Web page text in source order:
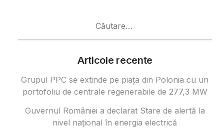
Articole recente
Grupul PPC se extinde pe piața din Polonia cu un
portofoliu de centrale regenerabile de 277,3 MW
Guvernul României a declarat Stare de alertă la
nivel național în energia electrică